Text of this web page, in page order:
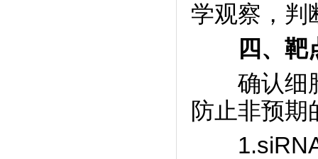
学观察，判
四、靶
确认细胞
防止非预期
1.siRNA